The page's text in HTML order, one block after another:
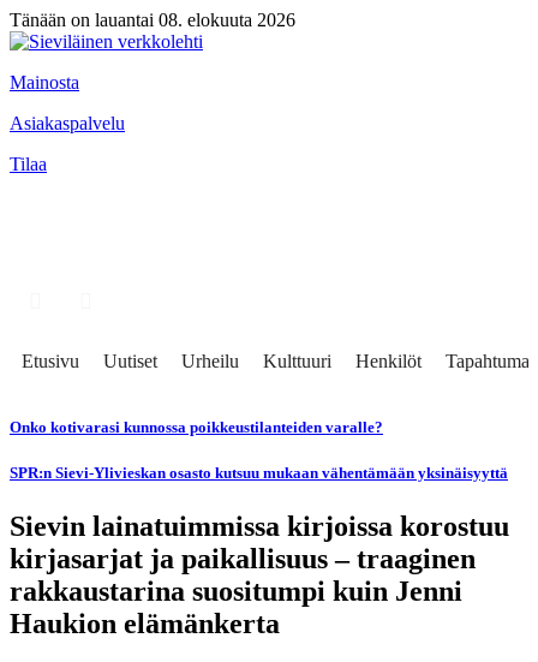
Tänään on lauantai 08. elokuuta 2026
Mainosta
Asiakaspalvelu
Tilaa
Etusivu Uutiset Urheilu Kulttuuri Henkilöt Tapahtumat
Onko kotivarasi kunnossa poikkeustilanteiden varalle?
SPR:n Sievi-Ylivieskan osasto kutsuu mukaan vähentämään yksinäisyyttä
Sievin lainatuimmissa kirjoissa korostuu
kirjasarjat ja paikallisuus – traaginen
rakkaustarina suositumpi kuin Jenni
Haukion elämänkerta